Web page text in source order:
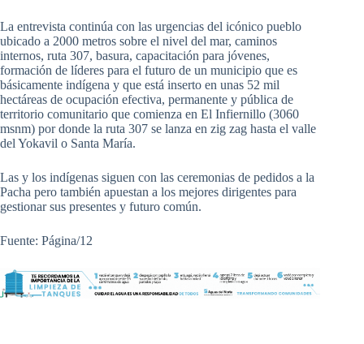
La entrevista continúa con las urgencias del icónico pueblo
ubicado a 2000 metros sobre el nivel del mar, caminos
internos, ruta 307, basura, capacitación para jóvenes,
formación de líderes para el futuro de un municipio que es
básicamente indígena y que está inserto en unas 52 mil
hectáreas de ocupación efectiva, permanente y pública de
territorio comunitario que comienza en El Infiernillo (3060
msnm) por donde la ruta 307 se lanza en zig zag hasta el valle
del Yokavil o Santa María.
Las y los indígenas siguen con las ceremonias de pedidos a la
Pacha pero también apuestan a los mejores dirigentes para
gestionar sus presentes y futuro común.
Fuente: Página/12